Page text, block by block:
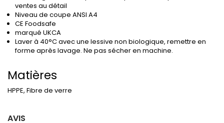
ventes au détail
Niveau de coupe ANSI A4
CE Foodsafe
marqué UKCA
Laver à 40°C avec une lessive non biologique, remettre en
forme après lavage. Ne pas sécher en machine.
Matières
HPPE, Fibre de verre
AVIS